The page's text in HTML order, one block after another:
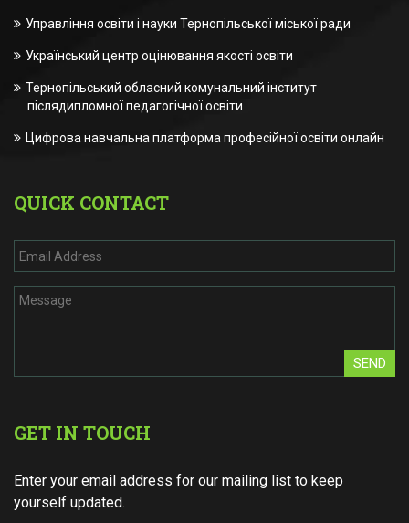
Управління освіти і науки Тернопільської міської ради
Український центр оцінювання якості освіти
Тернопільський обласний комунальний інститут
післядипломної педагогічної освіти
Цифрова навчальна платформа професійної освіти онлайн
QUICK CONTACT
SEND
GET IN TOUCH
Enter your email address for our mailing list to keep
yourself updated.